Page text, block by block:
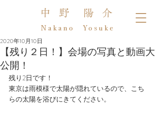
中 野 陽 介
Nakano Yosuke
【残り２日！】会場の写真と動画大
公開！
2020年10月10日
残り2日です！
東京は雨模様で太陽が隠れているので、こち
らの太陽を浴びにきてください。